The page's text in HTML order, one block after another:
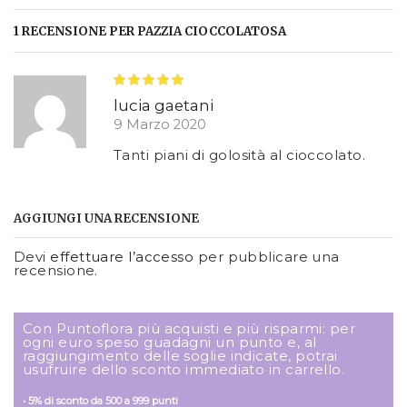
1 RECENSIONE PERPAZZIA CIOCCOLATOSA
lucia gaetani
9 Marzo 2020
Tanti piani di golosità al cioccolato.
AGGIUNGI UNA RECENSIONE
Devi effettuare l’accesso per pubblicare una
recensione.
Con Puntoflora più acquisti e più risparmi: per
ogni euro speso guadagni un punto e, al
raggiungimento delle soglie indicate, potrai
usufruire dello sconto immediato in carrello.
• 5% di sconto da 500 a 999 punti